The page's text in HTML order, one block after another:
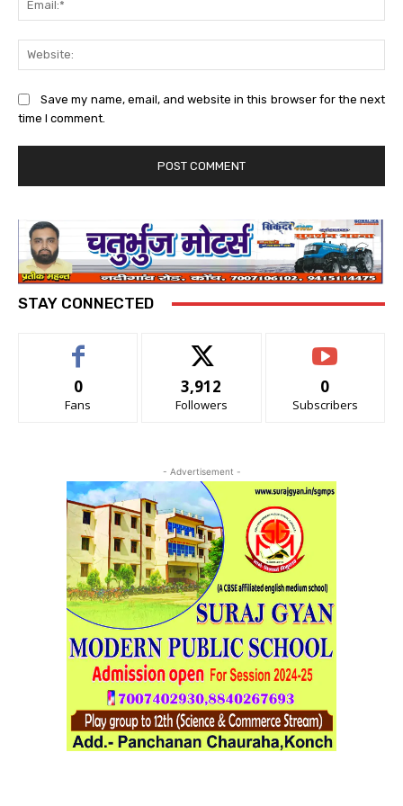
Save my name, email, and website in this browser for the next
time I comment.
STAY CONNECTED
0
Fans
3,912
Followers
0
Subscribers
- Advertisement -